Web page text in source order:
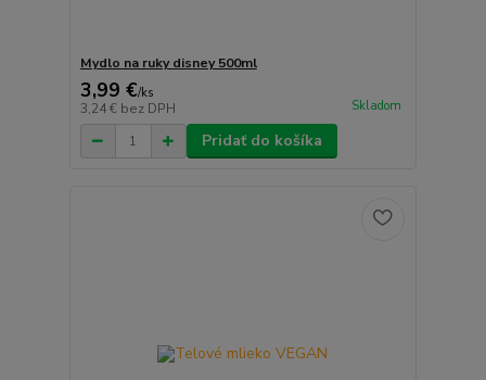
Mydlo na ruky disney 500ml
3,99 €/ks
3,24 € bez DPH Skladom
Pridať do košíka